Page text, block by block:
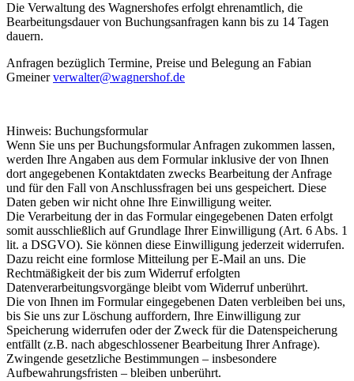
Die Verwaltung des Wagnershofes erfolgt ehrenamtlich, die
Bearbeitungsdauer von Buchungsanfragen kann bis zu 14 Tagen
dauern.
Anfragen bezüglich Termine, Preise und Belegung an Fabian
Gmeinerverwalter@wagnershof.de
Hinweis: Buchungsformular
Wenn Sie uns per Buchungsformular Anfragen zukommen lassen,
werden Ihre Angaben aus dem Formular inklusive der von Ihnen
dort angegebenen Kontaktdaten zwecks Bearbeitung der Anfrage
und für den Fall von Anschlussfragen bei uns gespeichert. Diese
Daten geben wir nicht ohne Ihre Einwilligung weiter.
Die Verarbeitung der in das Formular eingegebenen Daten erfolgt
somit ausschließlich auf Grundlage Ihrer Einwilligung (Art. 6 Abs. 1
lit. a DSGVO). Sie können diese Einwilligung jederzeit widerrufen.
Dazu reicht eine formlose Mitteilung per E-Mail an uns. Die
Rechtmäßigkeit der bis zum Widerruf erfolgten
Datenverarbeitungsvorgänge bleibt vom Widerruf unberührt.
Die von Ihnen im Formular eingegebenen Daten verbleiben bei uns,
bis Sie uns zur Löschung auffordern, Ihre Einwilligung zur
Speicherung widerrufen oder der Zweck für die Datenspeicherung
entfällt (z.B. nach abgeschlossener Bearbeitung Ihrer Anfrage).
Zwingende gesetzliche Bestimmungen – insbesondere
Aufbewahrungsfristen – bleiben unberührt.